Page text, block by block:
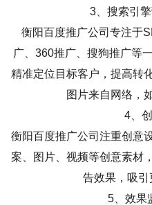
3、搜索引擎
衡阳百度推广公司专注于
广、360推广、搜狗推广等
精准定位目标客户，提高转
图片来自网络，
4、
衡阳百度推广公司注重创意
案、图片、视频等创意素材
告效果，吸引
5、效果